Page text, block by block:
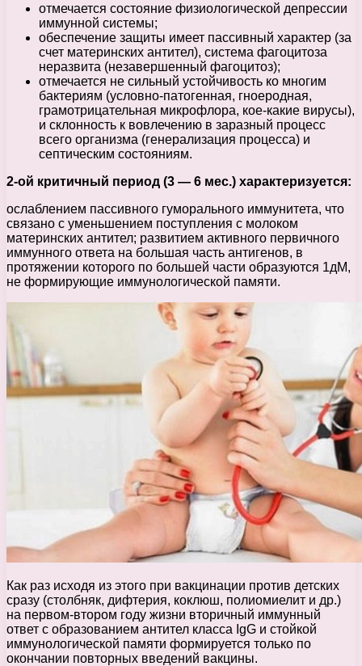
отмечается состояние физиологической депрессии
иммунной системы;
обеспечение защиты имеет пассивный характер (за
счет материнских антител), система фагоцитоза
неразвита (незавершенный фагоцитоз);
отмечается не сильный устойчивость ко многим
бактериям (условно-патогенная, гноеродная,
грамотрицательная микрофлора, кое-какие вирусы),
и склонность к вовлечению в заразный процесс
всего организма (генерализация процесса) и
септическим состояниям.
2-ой критичный период (3 — 6 мес.) характеризуется:
ослаблением пассивного гуморального иммунитета, что
связано с уменьшением поступления с молоком
материнских антител; развитием активного первичного
иммунного ответа на большая часть антигенов, в
протяжении которого по большей части образуются 1дМ,
не формирующие иммунологической памяти.
Как раз исходя из этого при вакцинации против детских
сразу (столбняк, дифтерия, коклюш, полиомиелит и др.)
на первом-втором году жизни вторичный иммунный
ответ с образованием антител класса IgG и стойкой
иммунологической памяти формируется только по
окончании повторных введений вакцины.